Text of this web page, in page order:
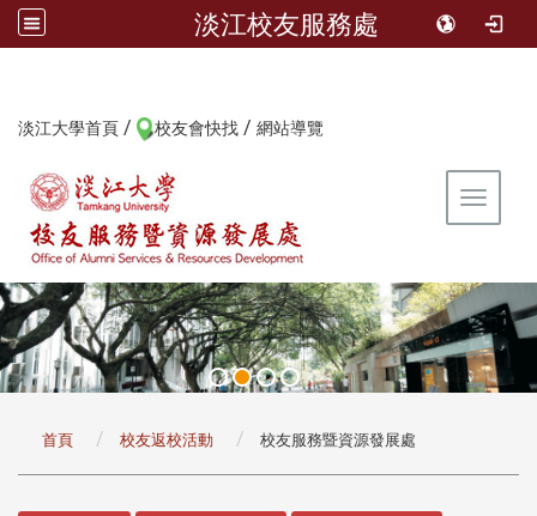
淡江校友服務處
淡江大學首頁 / 校友會快找 / 網站導覽
Toggle
首頁 校友返校活動 校友服務暨資源發展處